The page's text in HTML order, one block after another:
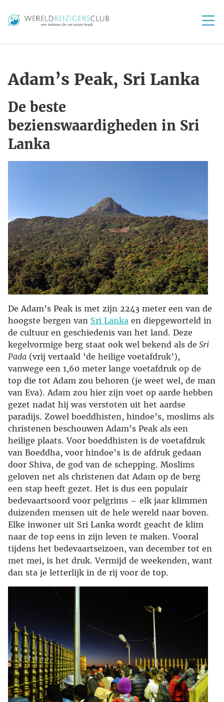
Adam’s Peak, Sri Lanka
De beste
bezienswaardigheden in Sri
Lanka
De Adam’s Peak is met zijn 2243 meter een van de
hoogste bergen van Sri Lanka en diepgeworteld in
de cultuur en geschiedenis van het land. Deze
kegelvormige berg staat ook wel bekend als de Sri
Pada (vrij vertaald ‘de heilige voetafdruk’),
vanwege een 1,60 meter lange voetafdruk op de
top die tot Adam zou behoren (je weet wel, de man
van Eva). Adam zou hier zijn voet op aarde hebben
gezet nadat hij was verstoten uit het aardse
paradijs. Zowel boeddhisten, hindoe’s, moslims als
christenen beschouwen Adam’s Peak als een
heilige plaats. Voor boeddhisten is de voetafdruk
van Boeddha, voor hindoe’s is de afdruk gedaan
door Shiva, de god van de schepping. Moslims
geloven net als christenen dat Adam op de berg
een stap heeft gezet. Het is dus een populair
bedevaartsoord voor pelgrims – elk jaar klimmen
duizenden mensen uit de hele wereld naar boven.
Elke inwoner uit Sri Lanka wordt geacht de klim
naar de top eens in zijn leven te maken. Vooral
tijdens het bedevaartseizoen, van december tot en
met mei, is het druk. Vermijd de weekenden, want
dan sta je letterlijk in de rij voor de top.